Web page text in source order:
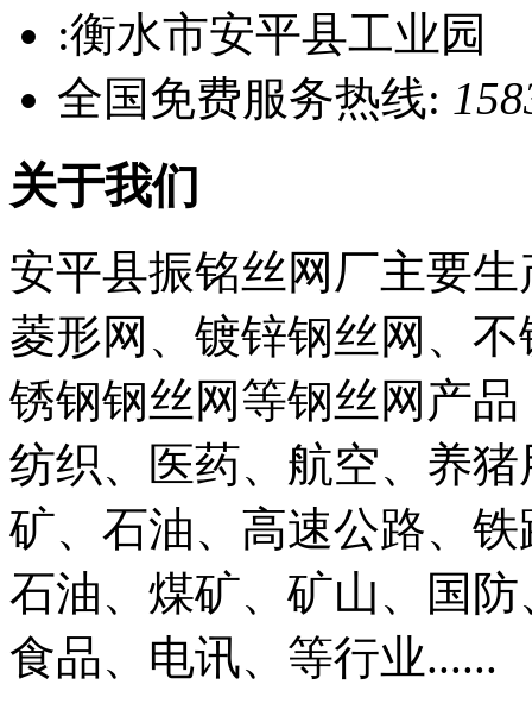
:衡水市安平县工业园
全国免费服务热线:
关于我们
安平县振铭丝网厂主要
菱形网、镀锌钢丝网、
锈钢钢丝网等钢丝网产
纺织、医药、航空、养
矿、石油、高速公路、
石油、煤矿、矿山、国
食品、电讯、等行业......